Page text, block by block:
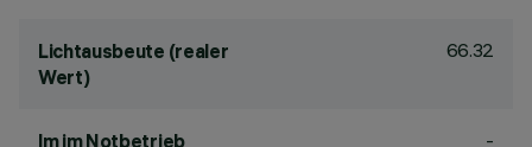
Lichtausbeute (realer
Wert)
66.32
lm im Notbetrieb -